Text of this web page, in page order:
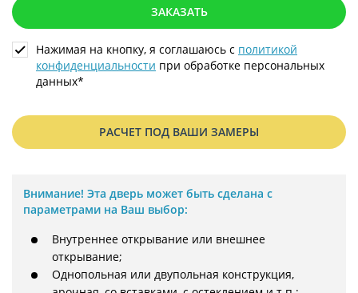
ЗАКАЗАТЬ
Нажимая на кнопку, я соглашаюсь с политикой
конфиденциальности при обработке персональных
данных*
РАСЧЕТ ПОД ВАШИ ЗАМЕРЫ
Внимание! Эта дверь может быть сделана с
параметрами на Ваш выбор:
Внутреннее открывание или внешнее
открывание;
Однопольная или двупольная конструкция,